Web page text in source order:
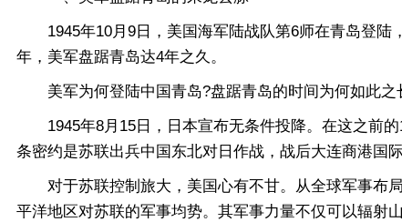
1945年10月9日，美国海军陆战队第6师在青岛登陆
年，美军盘踞青岛达4年之久。
美军为何登陆中国青岛?盘踞青岛的时间为何如此之
1945年8月15日，日本宣布无条件投降。在这之前的
条密约是苏联出兵中国东北对日作战，战后大连商港国
对于苏联控制旅大，美国心有不甘。从全球军事布局
平洋地区对苏联的军事均势。其军事力量不仅可以辐射